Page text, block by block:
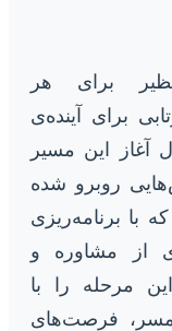
برای هر
برای آینده‌ی
این مسیر
روبرو شده
با برنامه‌ریزی
از مشاوره و
مرحله را با
فرصت‌های